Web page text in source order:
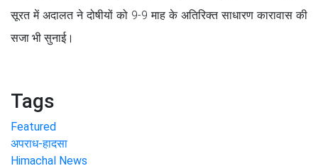
सूरत में अदालत ने दोषीयों को 9-9 माह के अतिरिक्त साधारण कारावास की
सजा भी सुनाई।
Tags
Featured
अपराध-हादसा
Himachal News